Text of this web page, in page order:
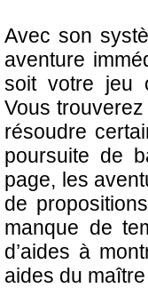
Avec son
aventure
soit votre jeu
Vous
résoudre
poursuite de
page, les
de
manque de
d’aides à
aides du